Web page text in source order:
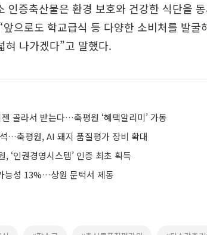
인증축산물은 환경 보호와 건강한 식단을
으로도 학교급식 등 다양한 소비처를 발굴
혀 나가겠다”고 말했다.
골라서 받는다…축평원 ‘혜택알리미’ 가동
…축평원, AI 돼지 품질평가 장비 확대
‘인권경영시스템’ 인증 최초 획득
능성 13%…상원 문턱서 제동